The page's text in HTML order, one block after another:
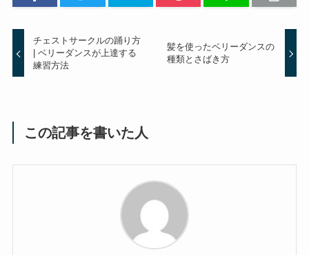
チェストサークルの踊り方
| ベリーダンスが上達する
練習方法
髪を使ったベリーダンスの
種類とさばき方
この記事を書いた人